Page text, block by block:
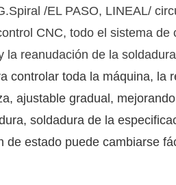
/EL PASO, LINEAL/
CNC, todo el sistema
la reanudación de la
controlar toda la máquina, la
ajustable gradual,
soldadura de la
de estado puede cambiarse